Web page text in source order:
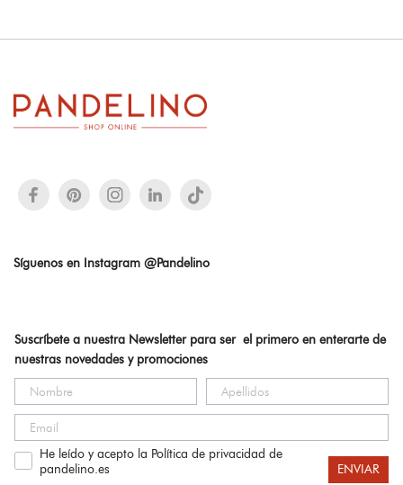
Síguenos en Instagram @Pandelino
Suscríbete a nuestra Newsletter para ser el primero en enterarte de
nuestras novedades y promociones
He leído y acepto la Política de privacidad de
pandelino.es
ENVIAR